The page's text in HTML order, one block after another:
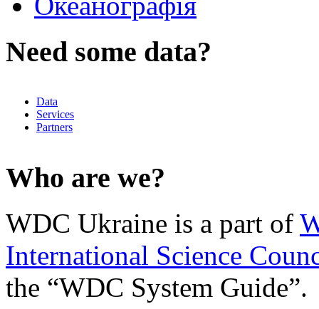
Need some data?
Data
Services
Partners
Who are we?
WDC Ukraine is a part of
International Science
the “WDC System Guide”.